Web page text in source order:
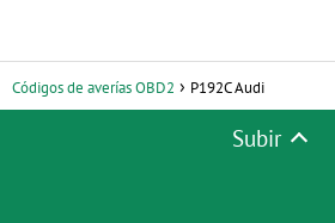
Códigos de averías OBD2 P192C Audi
Subir